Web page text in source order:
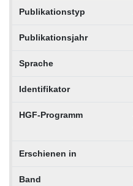
Publikationstyp
Publikationsjahr
Sprache
Identifikator
HGF-Programm
Erschienen in
Band